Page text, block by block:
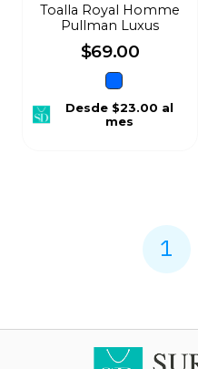
Toalla Royal Homme
Pullman Luxus
$69.00
Desde $23.00 al
mes
1